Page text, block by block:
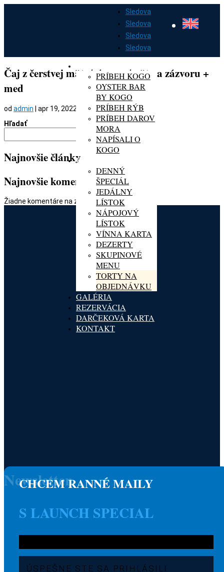
Sledova
Sledova
Sledova
Sledova
DOMOV
PRÍBEH KOGO
OYSTER BAR
BY KOGO
PRÍBEH RÝB
PRÍBEH DAROV
MORA
NAPÍSALI O
KOGO
MENU
DENNÝ
ŠPECIÁL
JEDÁLNY
LÍSTOK
NÁPOJOVÝ
LÍSTOK
VÍNNA KARTA
DEZERTY
SKUPINOVÉ
MENU
TORTY NA
OBJEDNÁVKU
GALÉRIA
REZERVÁCIA
DARČEKOVÁ KARTA
KONTAKT
Čaj z čerstvej mäty/zázvoru/mäty a zázvoru +
med
od admin
apr 19, 2022
Hľadať
Hľadať
Najnovšie články
Najnovšie komentáre
Žiadne komentáre na zobrazenie.
CHCEM RANNÉ MAILY
S LAUNCH SPECIAL
Newsletter
ÚSPEŠNE STE SA PRIHLÁSILI